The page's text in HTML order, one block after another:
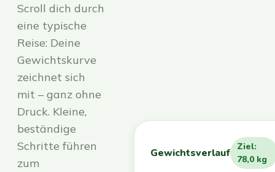
Scroll dich durch
eine typische
Reise: Deine
Gewichtskurve
zeichnet sich
mit – ganz ohne
Druck. Kleine,
beständige
Schritte führen
zum
Gewichtsverlauf
Ziel:
78,0 kg